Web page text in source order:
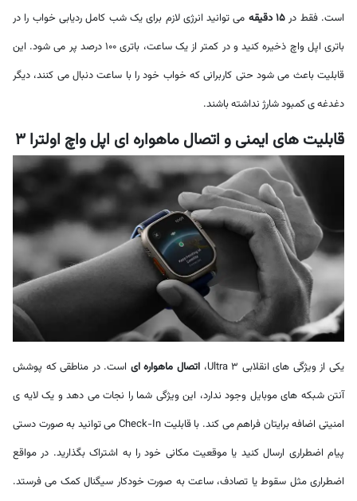
است. فقط در 15 دقیقه
می توانید انرژی لازم برای یک شب کامل ردیابی خواب را در
باتری اپل واچ ذخیره کنید و در کمتر از یک ساعت، باتری 100 درصد پر می شود. این
قابلیت باعث می شود حتی کاربرانی که خواب خود را با ساعت دنبال می کنند، دیگر
دغدغه ی کمبود شارژ نداشته باشند.
قابلیت های ایمنی و اتصال ماهواره ای اپل واچ اولترا 3
یکی از ویژگی های انقلابی Ultra 3، اتصال ماهواره ای است. در مناطقی که پوشش
آنتن شبکه های موبایل وجود ندارد، این ویژگی شما را نجات می دهد و یک لایه ی
امنیتی اضافه برایتان فراهم می کند. با قابلیت Check-In می توانید به صورت دستی
پیام اضطراری ارسال کنید یا موقعیت مکانی خود را به اشتراک بگذارید. در مواقع
اضطراری مثل سقوط یا تصادف، ساعت به صورت خودکار سیگنال کمک می فرستد.